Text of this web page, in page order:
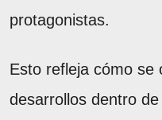
protagonistas.
Esto refleja cómo se
desarrollos dentro de